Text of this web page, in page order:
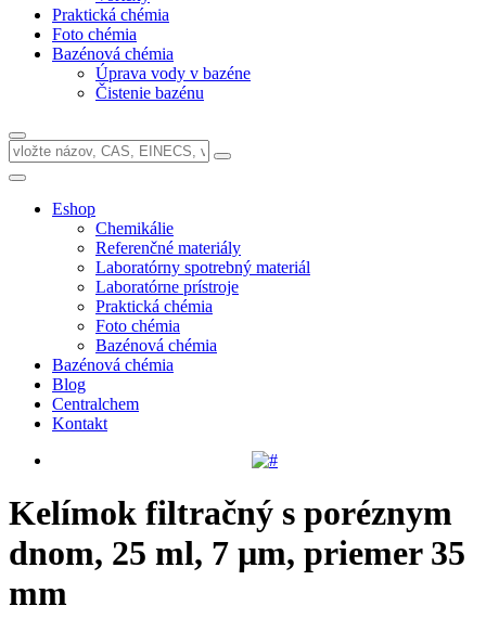
Praktická chémia
Foto chémia
Bazénová chémia
Úprava vody v bazéne
Čistenie bazénu
Eshop
Chemikálie
Referenčné materiály
Laboratórny spotrebný materiál
Laboratórne prístroje
Praktická chémia
Foto chémia
Bazénová chémia
Bazénová chémia
Blog
Centralchem
Kontakt
Kelímok filtračný s poréznym
dnom, 25 ml, 7 µm, priemer 35
mm